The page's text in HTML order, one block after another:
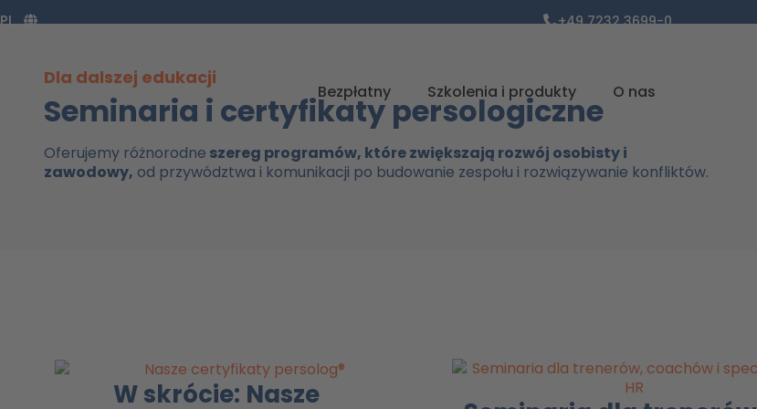
Inhalt
PL +49 7232 3699-0
Bezpłatny Szkolenia i produkty O nas
Dla dalszej edukacji
Seminaria i certyfikaty persologiczne
Oferujemy różnorodne szereg programów, które zwiększają rozwój osobisty i
zawodowy, od przywództwa i komunikacji po budowanie zespołu i rozwiązywanie konfliktów.
W skrócie: Nasze